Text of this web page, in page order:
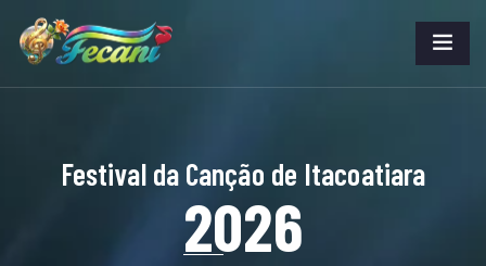
Festival da Canção de Itacoatiara
2026